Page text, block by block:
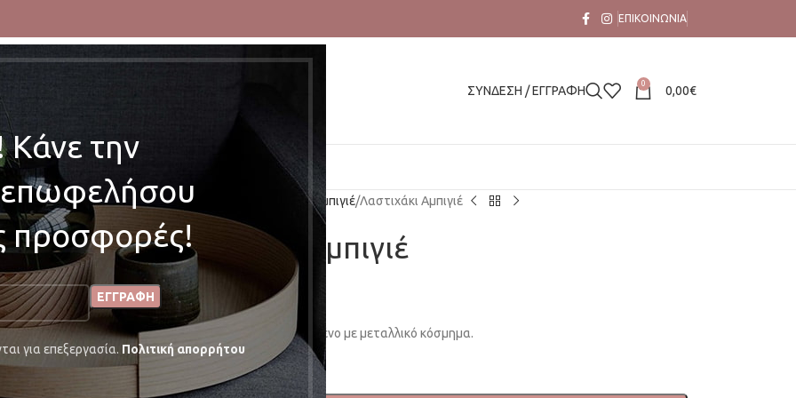
την
προσφορές!
για επεξεργασία. Πολιτική απορρήτου
ΕΠΙΚΟΙΝΩΝΊΑ
ΣΥΝΔΕΣΗ / ΕΓΓΡΑΦΗ 0 0,00€
ΚΑΤΑΣΤΗΜΑ ΕΠΙΚΟΙΝΩΝΙΑ
Αρχική σελίδα Λαστιχάκια Αμπιγιέ Λαστιχάκι Αμπιγιέ
Λαστιχάκι Αμπιγιέ
3,00€
Μαύρο λαστιχάκι διακοσμημένο με μεταλλικό κόσμημα.